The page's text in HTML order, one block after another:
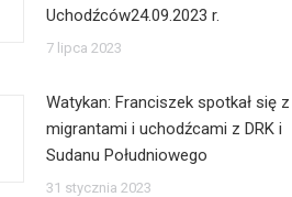
Uchodźców24.09.2023 r.
7 lipca 2023
Watykan: Franciszek spotkał się z
migrantami i uchodźcami z DRK i
Sudanu Południowego
31 stycznia 2023